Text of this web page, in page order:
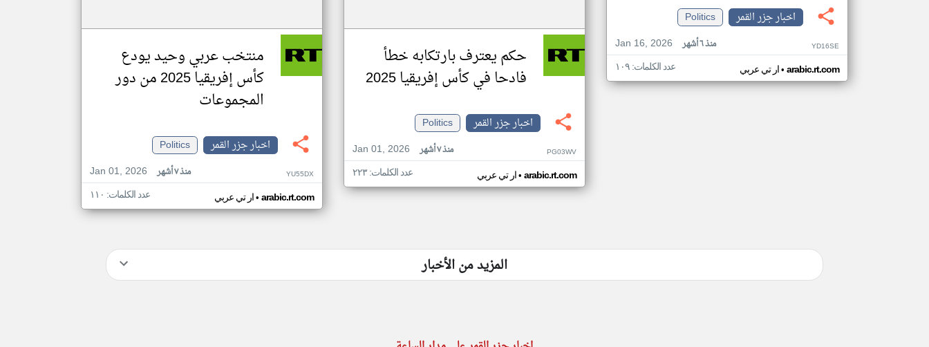
اخبار جزر القمر
Politics
Jan 16, 2026
منذ ٦ أشهر YD16SE
ار تي عربي• arabic.rt.com عدد الكلمات: ١٠٩
حكم يعترف بارتكابه خطأ
فادحا في كأس إفريقيا 2025
اخبار جزر القمر
Politics
Jan 01, 2026
منذ ٧ أشهر PG03WV
ار تي عربي• arabic.rt.com عدد الكلمات: ٢٢٣
منتخب عربي وحيد يودع
كأس إفريقيا 2025 من دور
المجموعات
اخبار جزر القمر
Politics
Jan 01, 2026
منذ ٧ أشهر YU55DX
ار تي عربي• arabic.rt.com عدد الكلمات: ١١٠
المزيد من الأخبار